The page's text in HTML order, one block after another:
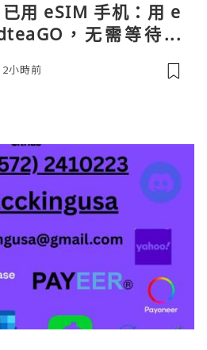
用 eSIM 手机：用 e
，无需等待收
码 + 通话短信”（如
联络）：优先 Redt
2小時前